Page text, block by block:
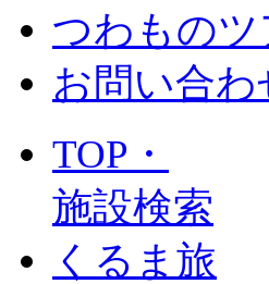
つわものツ
お問い合わ
TOP・
施設検索
くるま旅